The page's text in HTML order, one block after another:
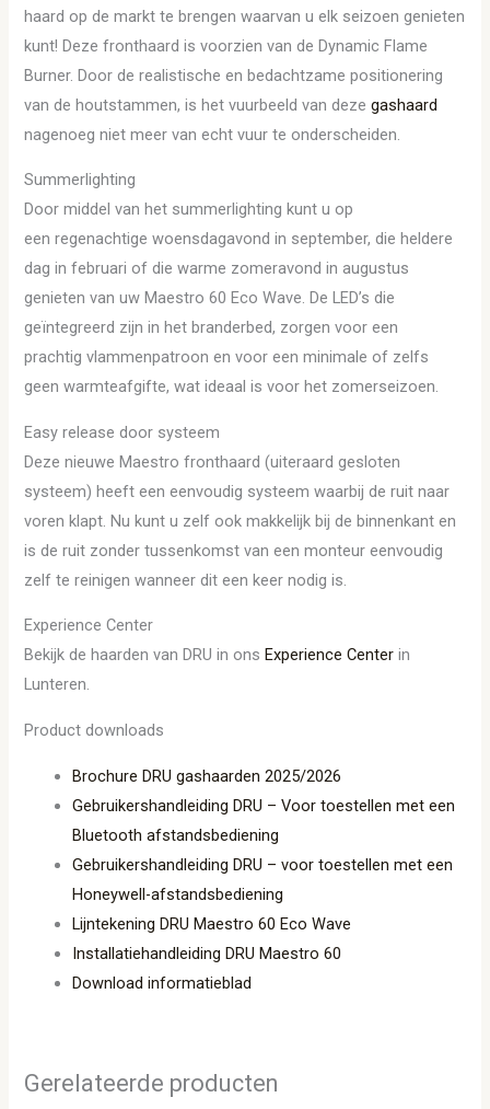
haard op de markt te brengen waarvan u elk seizoen genieten
kunt! Deze fronthaard is voorzien van de Dynamic Flame
Burner. Door de realistische en bedachtzame positionering
van de houtstammen, is het vuurbeeld van dezegashaard
nagenoeg niet meer van echt vuur te onderscheiden.
Summerlighting
Door middel van het summerlighting kunt u op
een regenachtige woensdagavond in september, die heldere
dag in februari of die warme zomeravond in augustus
genieten van uw Maestro 60 Eco Wave. De LED’s die
geïntegreerd zijn in het branderbed, zorgen voor een
prachtig vlammenpatroon en voor een minimale of zelfs
geen warmteafgifte, wat ideaal is voor het zomerseizoen.
Easy release door systeem
Deze nieuwe Maestro fronthaard (uiteraard gesloten
systeem) heeft een eenvoudig systeem waarbij de ruit naar
voren klapt. Nu kunt u zelf ook makkelijk bij de binnenkant en
is de ruit zonder tussenkomst van een monteur eenvoudig
zelf te reinigen wanneer dit een keer nodig is.
Experience Center
Bekijk de haarden van DRU in ons Experience Center in
Lunteren.
Product downloads
Brochure DRU gashaarden 2025/2026
Gebruikershandleiding DRU – Voor toestellen met een
Bluetooth afstandsbediening
Gebruikershandleiding DRU – voor toestellen met een
Honeywell-afstandsbediening
Lijntekening DRU Maestro 60 Eco Wave
Installatiehandleiding DRU Maestro 60
Download informatieblad
Gerelateerde producten